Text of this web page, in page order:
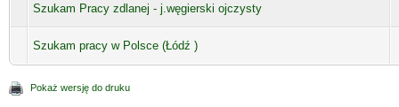
Szukam Pracy zdlanej - j.węgierski ojczysty
Szukam pracy w Polsce (Łódź )
Pokaż wersję do druku